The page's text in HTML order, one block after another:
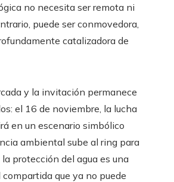
no necesita ser remota ni
puede ser conmovedora,
catalizadora de
y la invitación permanece
el 16 de noviembre, la lucha
en un escenario simbólico
ambiental sube al ring para
protección del agua es una
que ya no puede